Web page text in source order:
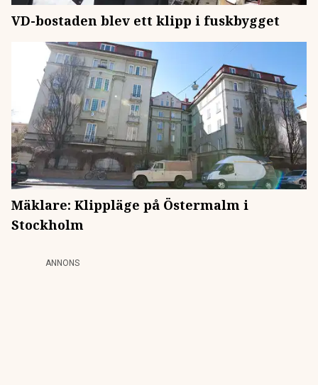
VD-bostaden blev ett klipp i fuskbygget
Mäklare: Klippläge på Östermalm i
Stockholm
ANNONS